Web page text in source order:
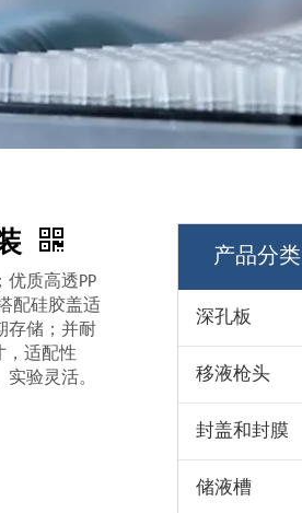
质高透PP
配硅胶盖适
存储；并耐
，适配性
验灵活。
产品分类
深孔板
移液枪头
封盖和封膜
储液槽